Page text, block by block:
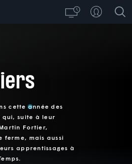
cette année des
suite à leur
Fortier,
ferme, mais aussi
apprentissages à